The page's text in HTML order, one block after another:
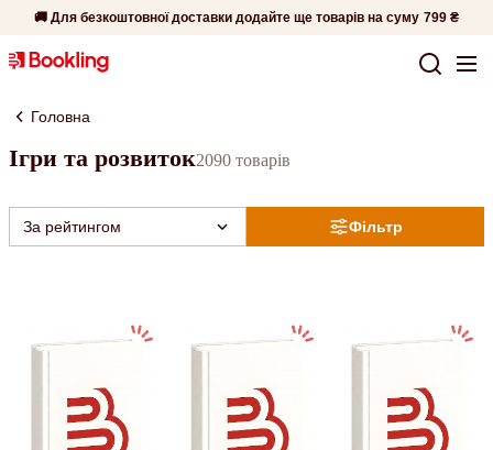
🚚 Для безкоштовної доставки додайте ще товарів на суму 799 ₴
Головна
Ігри та розвиток2090 товарів
Фільтр
За рейтингом